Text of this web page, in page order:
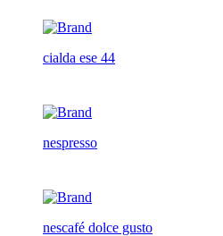
cialda ese 44
nespresso
nescafé dolce gusto